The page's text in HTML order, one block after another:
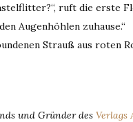
ruft die erste
Augenhöhlen zuhause.“
Strauß aus roten
und Gründer des Verlags